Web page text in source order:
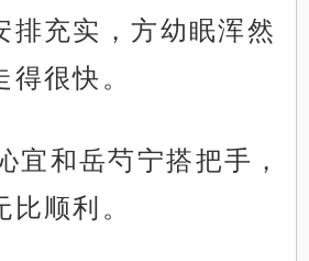
排充实，方幼眠浑然
很快。
宜和岳芍宁搭把手，
顺利。